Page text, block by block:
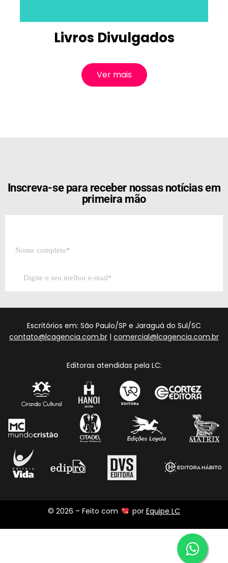
Livros Divulgados
Ver mais
Inscreva-se para receber nossas notícias em
primeira mão
Escritórios em: São Paulo/SP e Jaraguá do Sul/SC
contato@lcagencia.com.br | comercial@lcagencia.com.br
Editoras atendidas pela LC:
© 2026 – Feito com por Equipe LC